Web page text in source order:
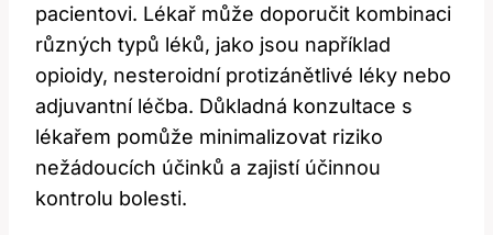
pacientovi. Lékař může ⁤doporučit kombinaci
různých typů​ léků, jako jsou například
opioidy, nesteroidní protizánětlivé⁣ léky nebo
adjuvantní ‌léčba. Důkladná‌ konzultace s
lékařem pomůže minimalizovat riziko ​
nežádoucích účinků a⁣ zajistí účinnou⁣
kontrolu bolesti.